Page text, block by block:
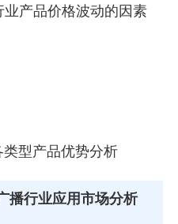
产品价格波动的因素
型产品优势分析
播行业应用市场分析